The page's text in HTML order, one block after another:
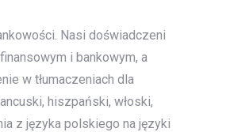
Nasi doświadczeni
i bankowym, a
w tłumaczeniach dla
hiszpański, włoski,
z języka polskiego na języki